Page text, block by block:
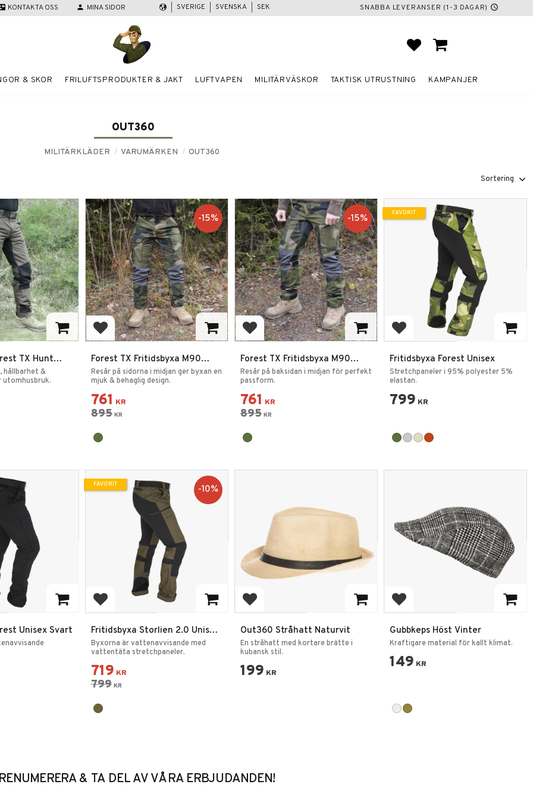
KONTAKTA OSS person MINA SIDOR SNABBA LEVERANSER (1-3 DAGAR) schedule
SVERIGE SVENSKA SEK
FAVORITER
KUNDVAGN
& SKOR FRILUFTSPRODUKTER & JAKT LUFTVAPEN MILITÄRVÄSKOR TAKTISK UTRUSTNING KAMPANJER
OUT360
MILITÄRKLÄDER VARUMÄRKEN OUT360
Välj sortering
TX Hunt
&
utomhusbruk.
Lägg till i favoriter
Forest TX Fritidsbyxa M90
Cargo
Resår på sidorna i midjan ger byxan en
mjuk & behaglig design.
761 KR
895 KR
15%
Lägg till i favoriter
Forest TX Fritidsbyxa M90
Street
Resår på baksidan i midjan för perfekt
passform.
761 KR
895 KR
15%
Lägg till i favoriter
Fritidsbyxa Forest Unisex
Stretchpaneler i 95% polyester 5%
elastan.
799 KR
FAVORIT
Unisex Svart
Lägg till i favoriter
Fritidsbyxa Storlien 2.0 Unisex
Jaktgrön
Byxorna är vattenavvisande med
vattentäta stretchpaneler.
719 KR
799 KR
10%
FAVORIT
Lägg till i favoriter
Out360 Stråhatt Naturvit
​En stråhatt med kortare brätte i
kubansk stil.
199 KR
Lägg till i favoriter
Gubbkeps Höst Vinter
Kraftigare material för kallt klimat.
149 KR
& TA DEL AV VÅRA ERBJUDANDEN!